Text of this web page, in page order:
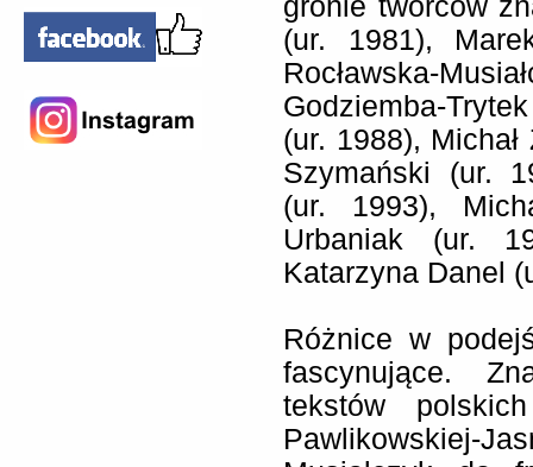
gronie twórców
(ur. 1981),
Rocławska-
Godziemba-
(ur. 1988),
Szymański (ur.
(ur. 1993),
Urbaniak (ur.
Katarzyna Danel
Różnice w
fascynujące.
tekstów
Pawlikowskiej-